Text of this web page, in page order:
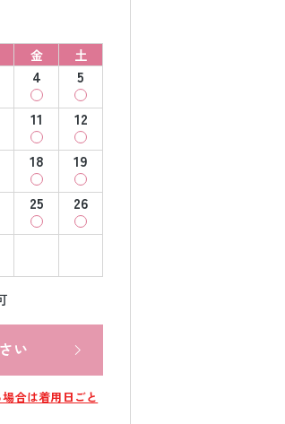
金 土
4
5
11
12
18
19
25
26
い
合は着用日ごと